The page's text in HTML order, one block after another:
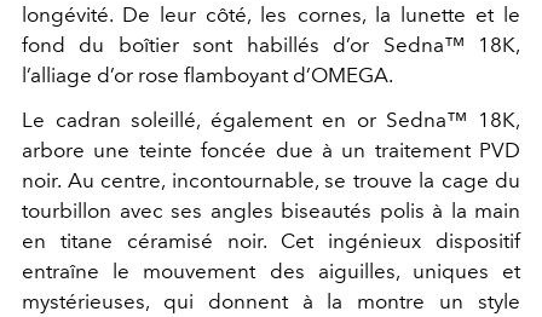
longévité. De leur côté, les cornes, la lunette et le
fond du boîtier sont habillés d’or Sedna™ 18K,
l’alliage d’or rose flamboyant d’OMEGA.
Le cadran soleillé, également en or Sedna™ 18K,
arbore une teinte foncée due à un traitement PVD
noir. Au centre, incontournable, se trouve la cage du
tourbillon avec ses angles biseautés polis à la main
en titane céramisé noir. Cet ingénieux dispositif
entraîne le mouvement des aiguilles, uniques et
mystérieuses, qui donnent à la montre un style